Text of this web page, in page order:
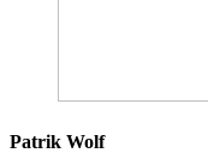
Patrik Wolf